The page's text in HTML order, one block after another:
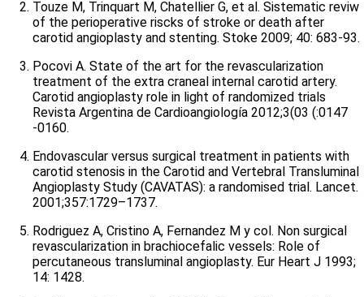
Touze M, Trinquart M, Chatellier G, et al. Sistematic reviw
of the perioperative riscks of stroke or death after
carotid angioplasty and stenting. Stoke 2009; 40: 683-93.
Pocovi A. State of the art for the revascularization
treatment of the extra craneal internal carotid artery.
Carotid angioplasty role in light of randomized trials
Revista Argentina de Cardioangiología 2012;3(03 (:0147
-0160.
Endovascular versus surgical treatment in patients with
carotid stenosis in the Carotid and Vertebral Transluminal
Angioplasty Study (CAVATAS): a randomised trial. Lancet.
2001;357:1729–1737.
Rodriguez A, Cristino A, Fernandez M y col. Non surgical
revascularization in brachiocefalic vessels: Role of
percutaneous transluminal angioplasty. Eur Heart J 1993;
14: 1428.